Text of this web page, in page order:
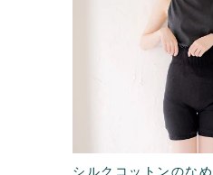
シルクコットンのな